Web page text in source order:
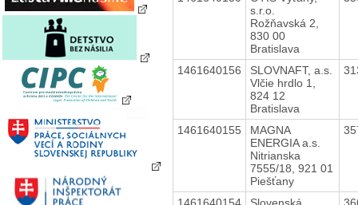
s.r.o.
Rožňavská 2,
830 00
Bratislava
1461640156
SLOVNAFT, a.s.
Vlčie hrdlo 1,
824 12
Bratislava
1461640155
MAGNA
ENERGIA a.s.
Nitrianska
7555/18, 921 01
Piešťany